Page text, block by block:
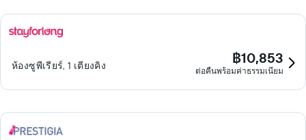
ห้องซูพีเรียร์, 1 เตียงคิง ฿10,853
ต่อคืนพร้อมค่าธรรมเนียม